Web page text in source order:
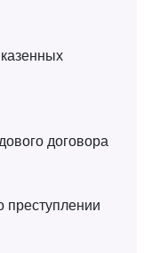
договора
преступлении